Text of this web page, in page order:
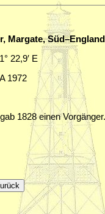
Margate, Süd–England
22,9′ E
1972
1828 einen Vorgänger.